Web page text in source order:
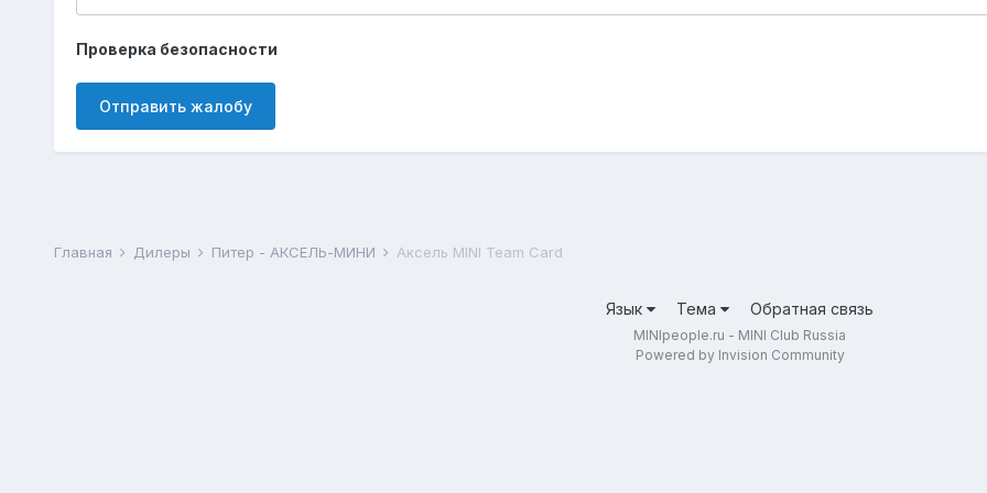
Проверка безопасности
Отправить жалобу
Главная Дилеры Питер - АКСЕЛЬ-МИНИ Аксель MINI Team Card
Язык Тема Обратная связь
MINIpeople.ru - MINI Club Russia
Powered by Invision Community